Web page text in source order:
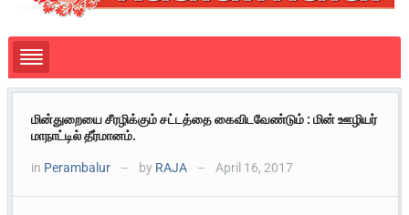
மின்துறையை சீரழிக்கும் சட்டத்தை கைவிடவேண்டும் : மின் ஊழியர்
மாநாட்டில் தீர்மானம்.
in Perambalur — by RAJA — April 16, 2017